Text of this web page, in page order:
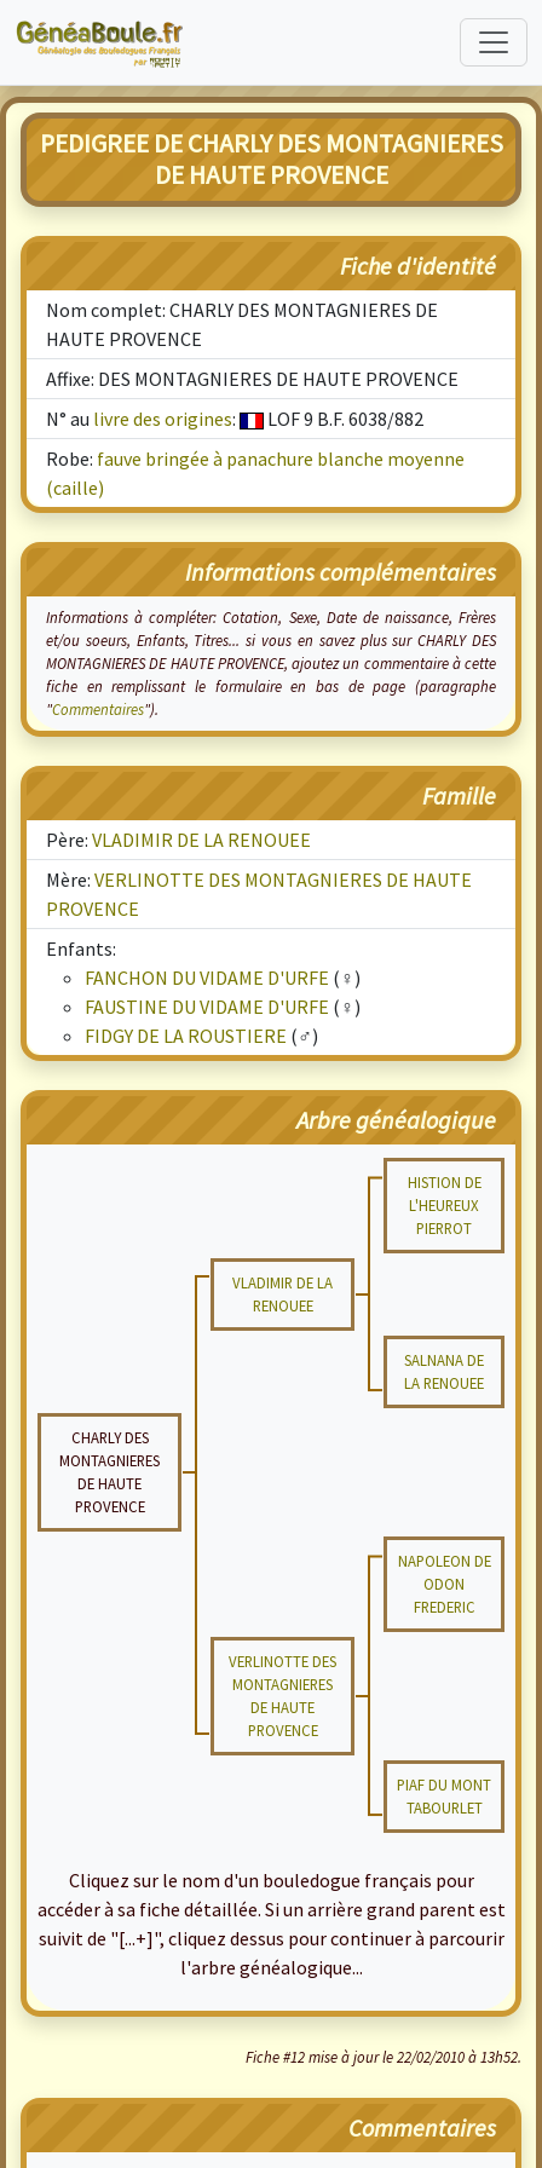
PEDIGREE DE CHARLY DES MONTAGNIERES
DE HAUTE PROVENCE
Fiche d'identité
Nom complet: CHARLY DES MONTAGNIERES DE
HAUTE PROVENCE
Affixe: DES MONTAGNIERES DE HAUTE PROVENCE
N° au livre des origines:
LOF 9 B.F. 6038/882
Robe: fauve bringée à panachure blanche moyenne
(caille)
Informations complémentaires
Informations à compléter: Cotation, Sexe, Date de naissance, Frères
et/ou soeurs, Enfants, Titres... si vous en savez plus sur CHARLY DES
MONTAGNIERES DE HAUTE PROVENCE, ajoutez un commentaire à cette
fiche en remplissant le formulaire en bas de page (paragraphe
"Commentaires").
Famille
Père: VLADIMIR DE LA RENOUEE
Mère: VERLINOTTE DES MONTAGNIERES DE HAUTE
PROVENCE
Enfants:
FANCHON DU VIDAME D'URFE (♀)
FAUSTINE DU VIDAME D'URFE (♀)
FIDGY DE LA ROUSTIERE (♂)
Arbre généalogique
HISTION DE
L'HEUREUX
PIERROT
VLADIMIR DE LA
RENOUEE
SALNANA DE
LA RENOUEE
CHARLY DES
MONTAGNIERES
DE HAUTE
PROVENCE
NAPOLEON DE
ODON
FREDERIC
VERLINOTTE DES
MONTAGNIERES
DE HAUTE
PROVENCE
PIAF DU MONT
TABOURLET
Cliquez sur le nom d'un bouledogue français pour
accéder à sa fiche détaillée. Si un arrière grand parent est
suivit de "[...+]", cliquez dessus pour continuer à parcourir
l'arbre généalogique...
Fiche #12 mise à jour le 22/02/2010 à 13h52.
Commentaires